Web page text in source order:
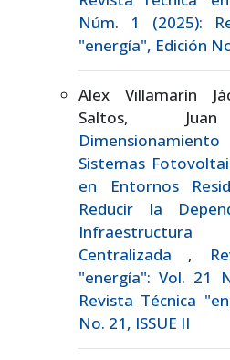
Núm. 1 (2025):
"energía", Edición
Alex Villamarín
Saltos,
Sistemas
en Entornos
Reducir la
Centralizada ,
"energía": Vol. 21
Revista Técnica
No. 21, ISSUE II